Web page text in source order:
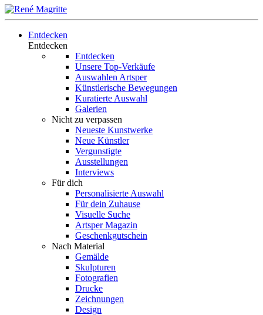
Entdecken
Entdecken
Entdecken
Unsere Top-Verkäufe
Auswahlen Artsper
Künstlerische Bewegungen
Kuratierte Auswahl
Galerien
Nicht zu verpassen
Neueste Kunstwerke
Neue Künstler
Vergunstigte
Ausstellungen
Interviews
Für dich
Personalisierte Auswahl
Für dein Zuhause
Visuelle Suche
Artsper Magazin
Geschenkgutschein
Nach Material
Gemälde
Skulpturen
Fotografien
Drucke
Zeichnungen
Design